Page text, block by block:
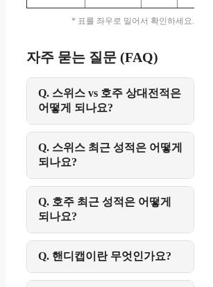
* 표를 좌우로 밀어서 확인하세요.
자주 묻는 질문 (FAQ)
Q. 스위스 vs 호주 상대전적은
어떻게 되나요?
Q. 스위스 최근 성적은 어떻게
되나요?
Q. 호주 최근 성적은 어떻게
되나요?
Q. 핸디캡이란 무엇인가요?